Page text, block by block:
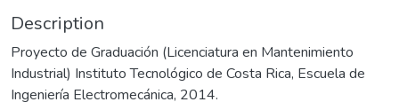
Description
Proyecto de Graduación (Licenciatura en Mantenimiento
Industrial) Instituto Tecnológico de Costa Rica, Escuela de
Ingeniería Electromecánica, 2014.